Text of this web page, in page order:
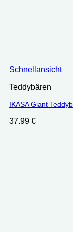
Schnellansicht
Teddybären
IKASA Giant
37.99 €